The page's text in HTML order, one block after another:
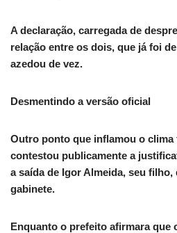
A declaração, carregada de
relação entre os dois, que já foi
azedou de vez.
Desmentindo a versão oficial
Outro ponto que inflamou o
contestou publicamente a
a saída de Igor Almeida, seu filho,
gabinete.
Enquanto o prefeito afirmara que